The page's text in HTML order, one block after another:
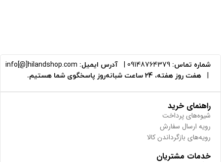
شماره تماس: 09148764379 آدرس ایمیل: info[@]hilandshop.com
هفت روز هفته، 24 ساعت شبانه‌روز پاسخگوی شما هستیم.
راهنمای خرید
شیوه‌های پرداخت
رویه ارسال سفارش
رویه‌های بازگرداندن کالا
خدمات مشتریان